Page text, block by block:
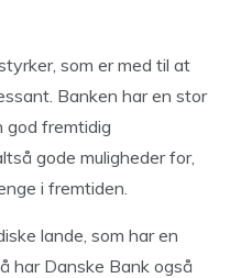
som er med til at
Banken har en stor
god fremtidig
gode muligheder for,
i fremtiden.
lande, som har en
har Danske Bank også